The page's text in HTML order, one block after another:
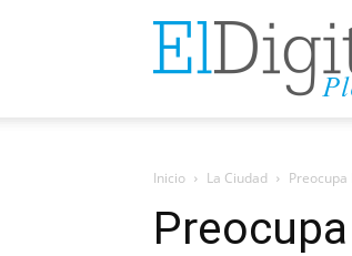
ElDigitalPlottier
Inicio La Ciudad